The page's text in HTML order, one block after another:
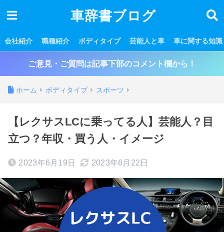
車辞書ブログ
会社紹介 職種紹介 ボディタイプ 芸能人と車 車に関する知識
ご意見・ご質問は記事下部のコメント欄から！
ホーム ボディタイプ スポーツ
【レクサスLCに乗ってる人】芸能人？目
立つ？年収・買う人・イメージ
2023年6月19日 2023年6月22日